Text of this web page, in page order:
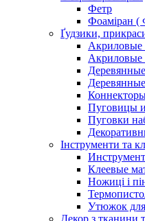
Фетр
Фоаміран
Ґудзики,
Акриловые
Акриловые
Пуговицы
Пуговки
Інструменти та
Клеевые
Ножиці і
Утюжок для
Декор з тканини